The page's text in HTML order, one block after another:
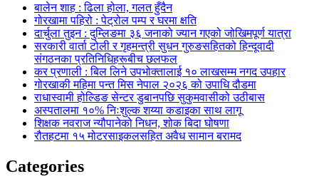
बालेन शाह : ढिला होला, गलत हुँदैन
गोरखामा पहिरो : पेट्रोल पम्प र घरमा क्षति
दार्चुला तुइन : दुम्लिङमा ३६ जनाको ज्यान गएको जोखिमपूर्ण यात्रा
सरकारी वार्ता टोली र गृहमन्त्री सुधन गुरुङसहितको हिन्दूवादी
संगठनका प्रतिनिधिहरूबीच छलफल
कर प्रणाली : बिल लिने उपभोक्तालाई १० लाखसम्म नगद उपहार
गोरखाकी महिमा पन्त मिस नेपाल २०२६ को उपाधि दौडमा
राधास्वामी होल्डिङ सेन्टर डुबानपछि सुकुमवासीको उठीबास
अस्पतालमा १०% निःशुल्क शय्या कडाइका साथ लागू
शिक्षक नवराज न्यौपानेको निधन, शोक बिदा घोषणा
रौतहटमा १५ मोटरसाइकलसहित अवैध सामान बरामद
Categories